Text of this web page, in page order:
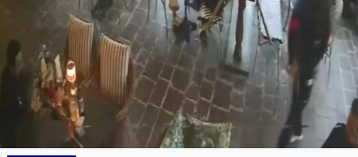
POLİTİKA
SAĞLIK
Siyaset
SPOR